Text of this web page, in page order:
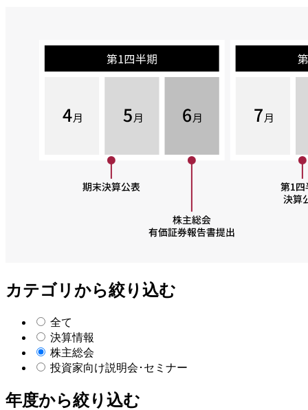
カテゴリから絞り込む
全て
決算情報
株主総会
投資家向け説明会･セミナー
年度から絞り込む